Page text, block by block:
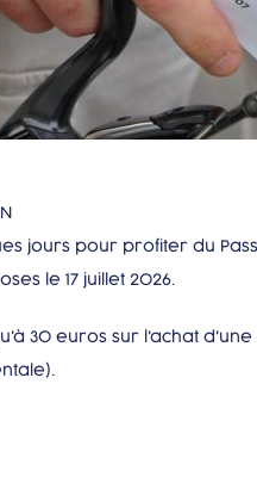
jours pour profiter du
le 17 juillet 2026.
30 euros sur l'achat